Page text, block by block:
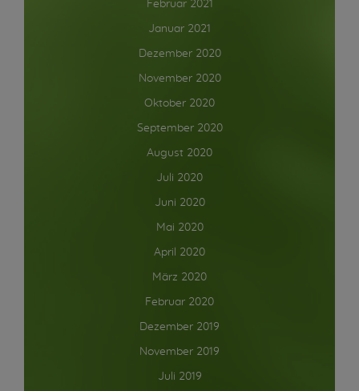
Februar 2021
Januar 2021
Dezember 2020
November 2020
Oktober 2020
September 2020
August 2020
Juli 2020
Juni 2020
Mai 2020
April 2020
März 2020
Februar 2020
Dezember 2019
November 2019
Juli 2019